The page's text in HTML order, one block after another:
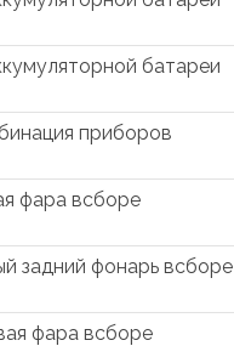
батареи
приборов
фара всборе
задний фонарь всборе
фара всборе